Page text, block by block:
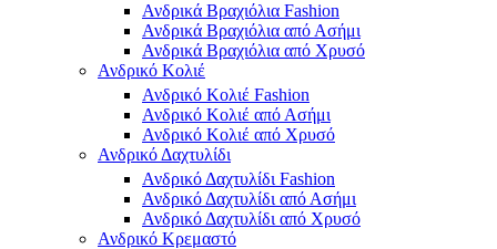
Ανδρικά Βραχιόλια Fashion
Ανδρικά Βραχιόλια από Ασήμι
Ανδρικά Βραχιόλια από Χρυσό
Ανδρικό Κολιέ
Ανδρικό Κολιέ Fashion
Ανδρικό Κολιέ από Ασήμι
Ανδρικό Κολιέ από Χρυσό
Ανδρικό Δαχτυλίδι
Ανδρικό Δαχτυλίδι Fashion
Ανδρικό Δαχτυλίδι από Ασήμι
Ανδρικό Δαχτυλίδι από Χρυσό
Ανδρικό Κρεμαστό